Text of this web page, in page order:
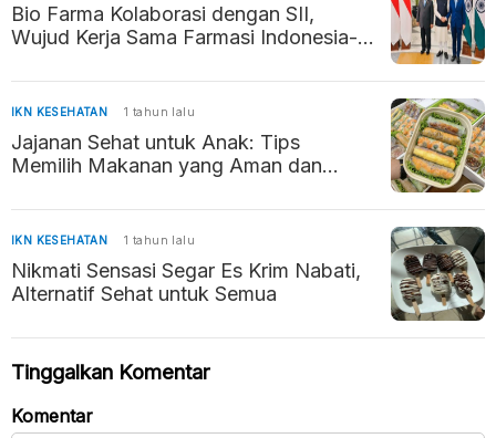
Bio Farma Kolaborasi dengan SII,
Wujud Kerja Sama Farmasi Indonesia-
IKN KESEHATAN 1 tahun lalu
Jajanan Sehat untuk Anak: Tips
Memilih Makanan yang Aman dan
IKN KESEHATAN 1 tahun lalu
Nikmati Sensasi Segar Es Krim Nabati,
Alternatif Sehat untuk Semua
Tinggalkan Komentar
Komentar